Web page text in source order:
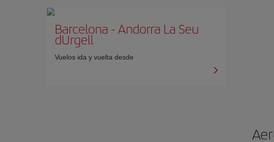
Barcelona -Andorra La Seu
dUrgell
Vuelos ida y vuelta desde